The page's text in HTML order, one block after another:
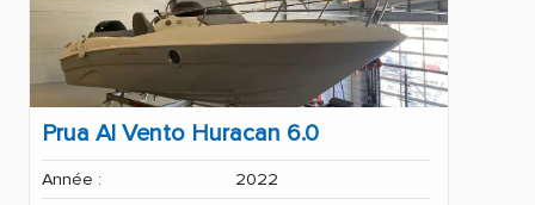
Prua Al Vento Huracan 6.0
Année :
2022